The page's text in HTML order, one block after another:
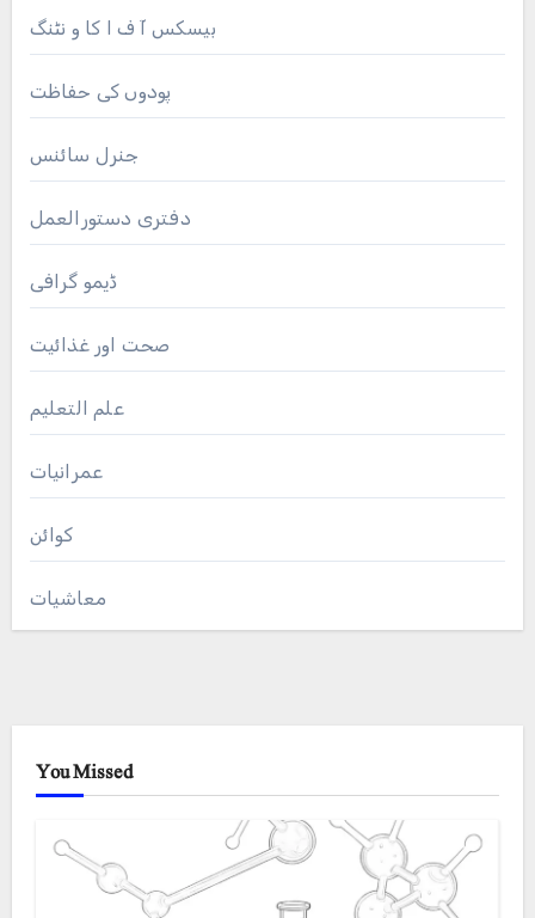
بیسکس آ ف ا کا و نٹنگ
پودوں کی حفاظت
جنرل سائنس
دفتری دستورالعمل
ڈیمو گرافی
صحت اور غذائیت
علم التعلیم
عمرانیات
کوائن
معاشیات
You Missed